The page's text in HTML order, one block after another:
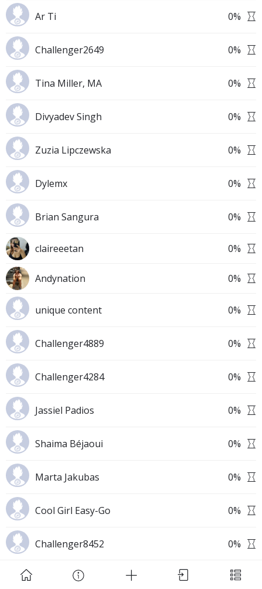
Ar Ti 0%
Challenger2649 0%
Tina Miller, MA 0%
Divyadev Singh 0%
Zuzia Lipczewska 0%
Dylemx 0%
Brian Sangura 0%
claireeetan 0%
Andynation 0%
unique content 0%
Challenger4889 0%
Challenger4284 0%
Jassiel Padios 0%
Shaima Béjaoui 0%
Marta Jakubas 0%
Cool Girl Easy-Go 0%
Challenger8452 0%
Dautartas 0%
Download Challenge Achieved App?
Challenge Achieved is self-improvement social
network. Start creating challenges, set goals and
make new habits!
Skip Download App